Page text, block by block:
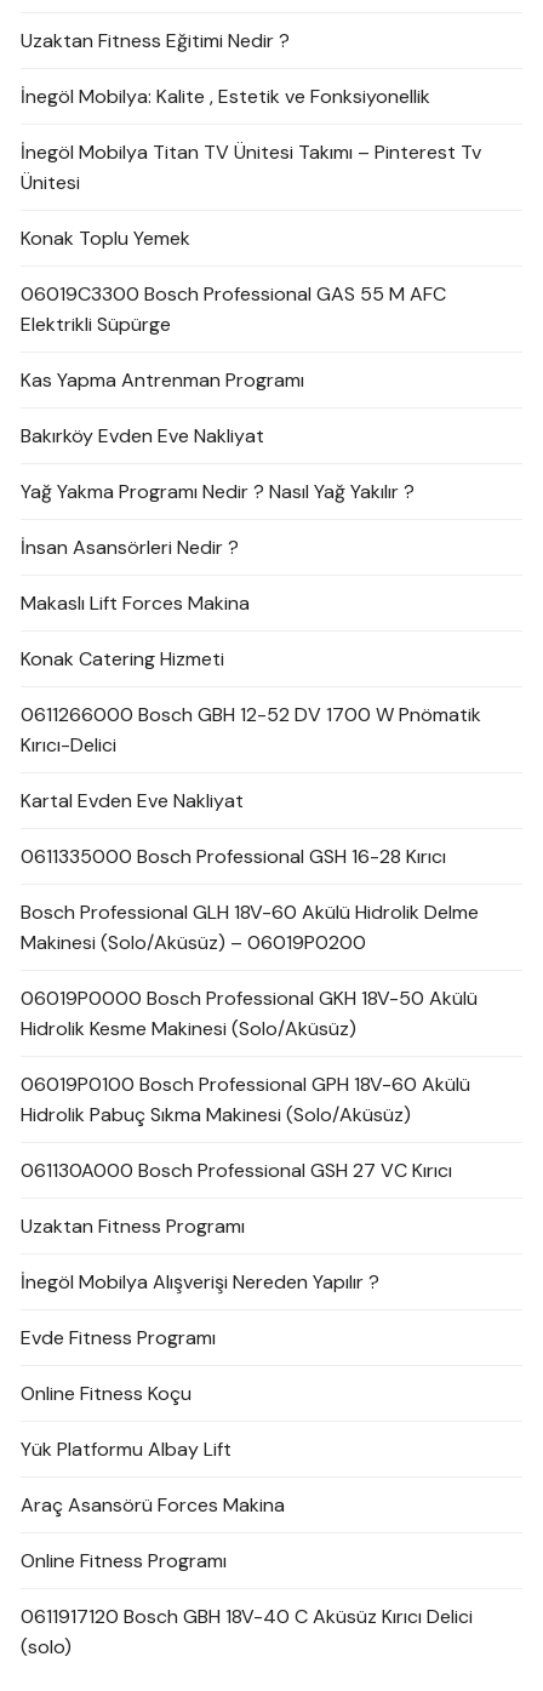
Uzaktan Fitness Eğitimi Nedir ?
İnegöl Mobilya: Kalite , Estetik ve Fonksiyonellik
İnegöl Mobilya Titan TV Ünitesi Takımı – Pinterest Tv
Ünitesi
Konak Toplu Yemek
06019C3300 Bosch Professional GAS 55 M AFC
Elektrikli Süpürge
Kas Yapma Antrenman Programı
Bakırköy Evden Eve Nakliyat
Yağ Yakma Programı Nedir ? Nasıl Yağ Yakılır ?
İnsan Asansörleri Nedir ?
Makaslı Lift Forces Makina
Konak Catering Hizmeti
0611266000 Bosch GBH 12-52 DV 1700 W Pnömatik
Kırıcı-Delici
Kartal Evden Eve Nakliyat
0611335000 Bosch Professional GSH 16-28 Kırıcı
Bosch Professional GLH 18V-60 Akülü Hidrolik Delme
Makinesi (Solo/Aküsüz) – 06019P0200
06019P0000 Bosch Professional GKH 18V-50 Akülü
Hidrolik Kesme Makinesi (Solo/Aküsüz)
06019P0100 Bosch Professional GPH 18V-60 Akülü
Hidrolik Pabuç Sıkma Makinesi (Solo/Aküsüz)
061130A000 Bosch Professional GSH 27 VC Kırıcı
Uzaktan Fitness Programı
İnegöl Mobilya Alışverişi Nereden Yapılır ?
Evde Fitness Programı
Online Fitness Koçu
Yük Platformu Albay Lift
Araç Asansörü Forces Makina
Online Fitness Programı
0611917120 Bosch GBH 18V-40 C Aküsüz Kırıcı Delici
(solo)